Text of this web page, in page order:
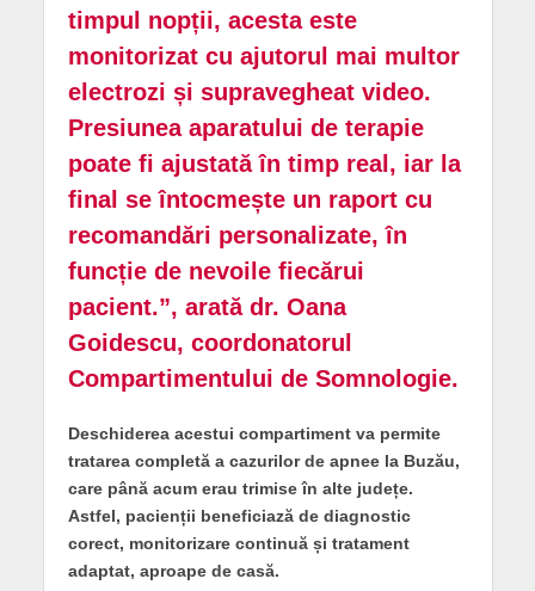
timpul nopții, acesta este
monitorizat cu ajutorul mai multor
electrozi și supravegheat video.
Presiunea aparatului de terapie
poate fi ajustată în timp real, iar la
final se întocmește un raport cu
recomandări personalizate, în
funcție de nevoile fiecărui
pacient.”, arată dr. Oana
Goidescu, coordonatorul
Compartimentului de Somnologie.
Deschiderea acestui compartiment va permite
tratarea completă a cazurilor de apnee la Buzău,
care până acum erau trimise în alte județe.
Astfel, pacienții beneficiază de diagnostic
corect, monitorizare continuă și tratament
adaptat, aproape de casă.